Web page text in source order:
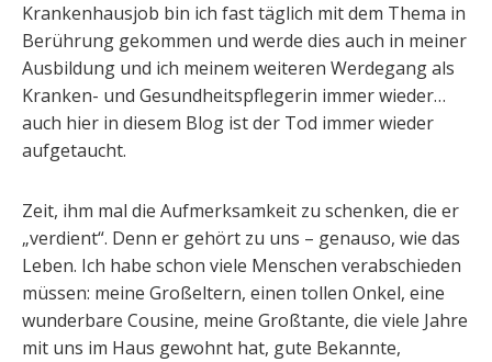
Krankenhausjob bin ich fast täglich mit dem Thema in
Berührung gekommen und werde dies auch in meiner
Ausbildung und ich meinem weiteren Werdegang als
Kranken- und Gesundheitspflegerin immer wieder…
auch hier in diesem Blog ist der Tod immer wieder
aufgetaucht.
Zeit, ihm mal die Aufmerksamkeit zu schenken, die er
„verdient“. Denn er gehört zu uns – genauso, wie das
Leben. Ich habe schon viele Menschen verabschieden
müssen: meine Großeltern, einen tollen Onkel, eine
wunderbare Cousine, meine Großtante, die viele Jahre
mit uns im Haus gewohnt hat, gute Bekannte,